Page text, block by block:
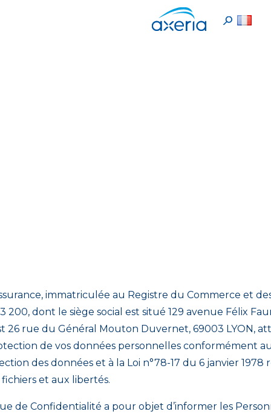
immatriculée au Registre du Commerce et
200, dont le siège social est situé 129 avenue Félix
26 rue du Général Mouton Duvernet, 69003 LYON,
de vos données personnelles conformément
des données et à la Loi n°78-17 du 6 janvier 1978
et aux libertés.
de Confidentialité a pour objet d’informer les